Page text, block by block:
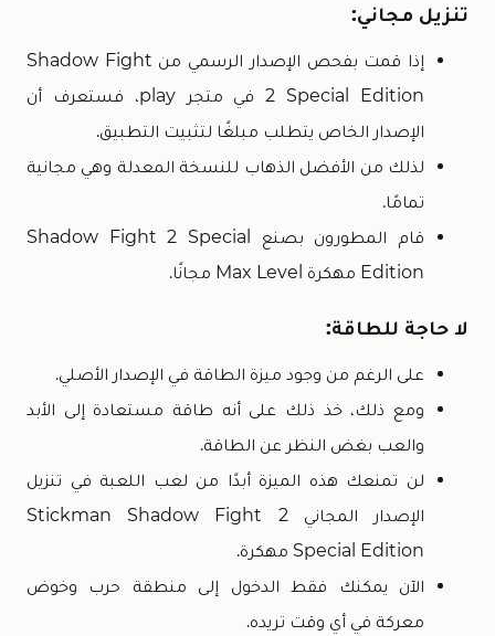
تنزيل مجاني:
إذا قمت بفحص الإصدار الرسمي من Shadow Fight
2 Special Edition في متجر play، فستعرف أن
الإصدار الخاص يتطلب مبلغًا لتثبيت التطبيق.
لذلك من الأفضل الذهاب للنسخة المعدلة وهي مجانية
تمامًا.
قام المطورون بصنع Shadow Fight 2 Special
Edition مهكرة Max Level مجانًا.
لا حاجة للطاقة:
على الرغم من وجود ميزة الطاقة في الإصدار الأصلي.
ومع ذلك، خذ ذلك على أنه طاقة مستعادة إلى الأبد
والعب بغض النظر عن الطاقة.
لن تمنعك هذه الميزة أبدًا من لعب اللعبة في تنزيل
الإصدار المجاني Stickman Shadow Fight 2
Special Edition مهكرة.
الآن يمكنك فقط الدخول إلى منطقة حرب وخوض
معركة في أي وقت تريده.